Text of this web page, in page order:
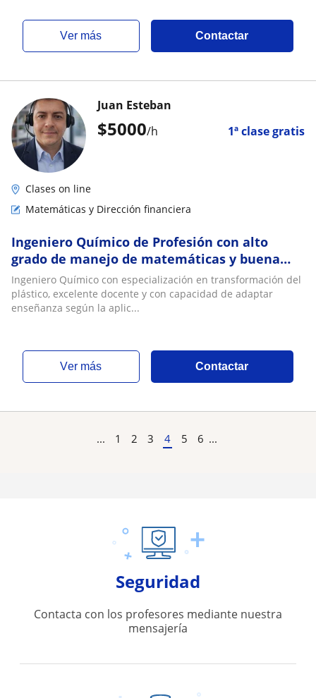
ver más Contactar
$5000/h 1ª clase gratis
Juan Esteban
Clases on line
Matemáticas y Dirección financiera
Ingeniero Químico de Profesión con alto
grado de manejo de matemáticas y buena
capacidad de enseñanza
Ingeniero Químico con especialización en transformación del
plástico, excelente docente y con capacidad de adaptar
enseñanza según la aplic...
ver más Contactar
... 1 2 3 4 5 6 ...
Seguridad
Contacta con los profesores mediante nuestra
mensajería